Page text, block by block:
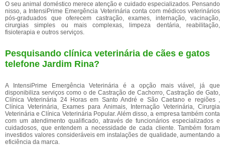
O seu animal doméstico merece atenção e cuidado especializados. Pensando
nisso, a IntensiPrime Emergência Veterinária conta com médicos veterinários
pós-graduados que oferecem castração, exames, internação, vacinação,
cirurgias simples ou mais complexas, limpeza dentária, reabilitação,
fisioterapia e outros serviços.
Pesquisando clínica veterinária de cães e gatos
telefone Jardim Rina?
A IntensiPrime Emergência Veterinária é a opção mais viável, já que
disponibiliza serviços como o de Castração de Cachorro, Castração de Gato,
Clínica Veterinária 24 Horas em Santo André e São Caetano e regiões ,
Clínica Veterinária, Exames para Animais, Internação Veterinária, Cirurgia
Veterinária e Clínica Veterinária Popular. Além disso, a empresa também conta
com um atendimento qualificado, através de funcionários especializados e
cuidadosos, que entendem a necessidade de cada cliente. Também foram
investidos valores consideráveis em instalações de qualidade, aumentando a
eficiência da marca.